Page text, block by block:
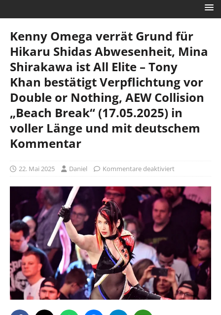
Kenny Omega verrät Grund für
Hikaru Shidas Abwesenheit, Mina
Shirakawa ist All Elite – Tony
Khan bestätigt Verpflichtung vor
Double or Nothing, AEW Collision
„Beach Break“ (17.05.2025) in
voller Länge und mit deutschem
Kommentar
22. Mai 2025 Daniel Kommentare deaktiviert